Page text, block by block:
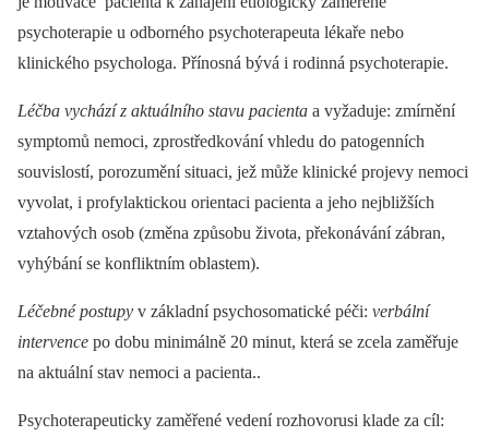
psychoterapie u odborného psychoterapeuta lékaře nebo
klinického psychologa. Přínosná bývá i rodinná psychoterapie.
Léčba vychází z aktuálního stavu pacienta a vyžaduje: zmírnění
symptomů nemoci, zprostředkování vhledu do patogenních
souvislostí, porozumění situaci, jež může klinické projevy nemoci
vyvolat, i profylaktickou orientaci pacienta a jeho nejbližších
vztahových osob (změna způsobu života, překonávání zábran,
vyhýbání se konfliktním oblastem).
Léčebné postupy v základní psychosomatické péči: verbální
intervence po dobu minimálně 20 minut, která se zcela zaměřuje
na aktuální stav nemoci a pacienta..
Psychoterapeuticky zaměřené vedení rozhovorusi klade za cíl: